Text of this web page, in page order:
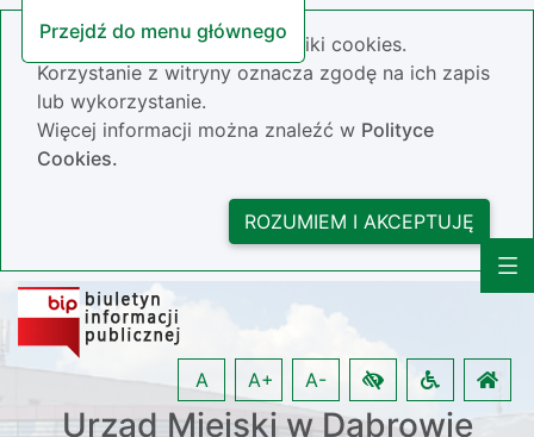
Przejdź do menu głównego
Nasza strona wykorzystuje pliki cookies.
Korzystanie z witryny oznacza zgodę na ich zapis
lub wykorzystanie.
Więcej informacji można znaleźć w Polityce
Cookies.
ROZUMIEM I AKCEPTUJĘ
Urząd Miejski w Dąbrowie
A A+ A-